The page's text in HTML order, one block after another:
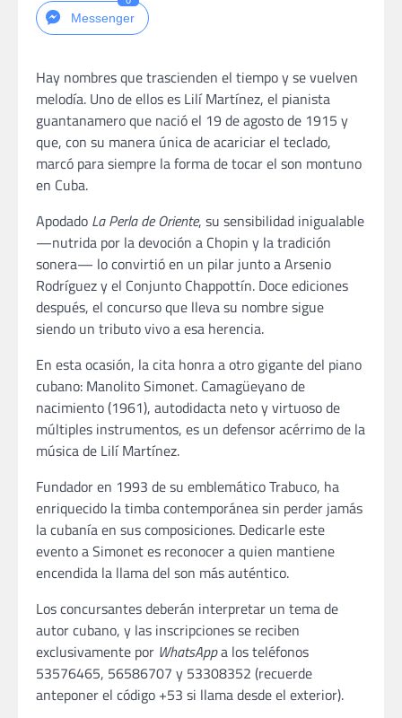
Messenger
Hay nombres que trascienden el tiempo y se vuelven
melodía. Uno de ellos es Lilí Martínez, el pianista
guantanamero que nació el 19 de agosto de 1915 y
que, con su manera única de acariciar el teclado,
marcó para siempre la forma de tocar el son montuno
en Cuba.
Apodado La Perla de Oriente, su sensibilidad inigualable
—nutrida por la devoción a Chopin y la tradición
sonera— lo convirtió en un pilar junto a Arsenio
Rodríguez y el Conjunto Chappottín. Doce ediciones
después, el concurso que lleva su nombre sigue
siendo un tributo vivo a esa herencia.
En esta ocasión, la cita honra a otro gigante del piano
cubano: Manolito Simonet. Camagüeyano de
nacimiento (1961), autodidacta neto y virtuoso de
múltiples instrumentos, es un defensor acérrimo de la
música de Lilí Martínez.
Fundador en 1993 de su emblemático Trabuco, ha
enriquecido la timba contemporánea sin perder jamás
la cubanía en sus composiciones. Dedicarle este
evento a Simonet es reconocer a quien mantiene
encendida la llama del son más auténtico.
Los concursantes deberán interpretar un tema de
autor cubano, y las inscripciones se reciben
exclusivamente por WhatsAppa los teléfonos
53576465, 56586707 y 53308352 (recuerde
anteponer el código +53 si llama desde el exterior).